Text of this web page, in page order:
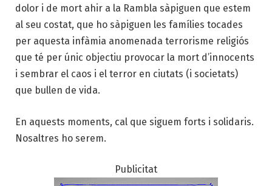
dolor i de mort ahir a la Rambla sàpiguen que estem
al seu costat, que ho sàpiguen les famílies tocades
per aquesta infàmia anomenada terrorisme religiós
que té per únic objectiu provocar la mort d’innocents
i sembrar el caos i el terror en ciutats (i societats)
que bullen de vida.
En aquests moments, cal que siguem forts i solidaris.
Nosaltres ho serem.
Publicitat